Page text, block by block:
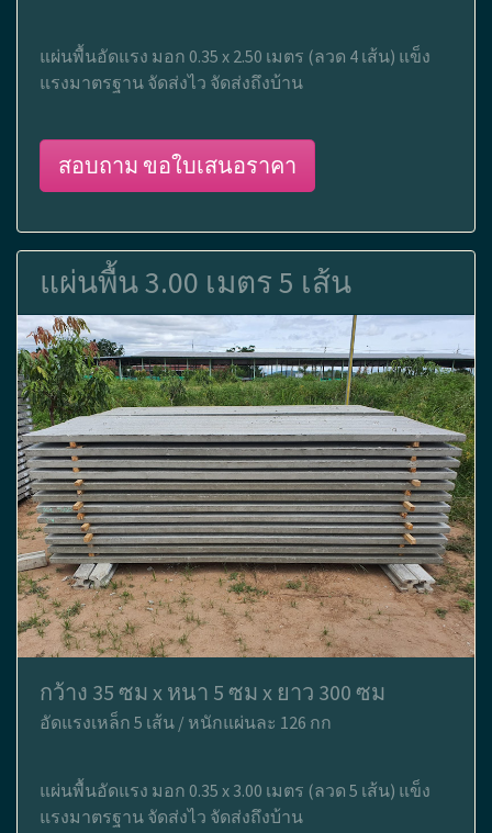
แผ่นพื้นอัดแรง มอก 0.35 x 2.50 เมตร (ลวด 4 เส้น) แข็ง
แรงมาตรฐาน จัดส่งไว จัดส่งถึงบ้าน
สอบถาม ขอใบเสนอราคา
แผ่นพื้น 3.00 เมตร 5 เส้น
กว้าง 35 ซม x หนา 5 ซม x ยาว 300 ซม
อัดแรงเหล็ก 5 เส้น / หนักแผ่นละ 126 กก
แผ่นพื้นอัดแรง มอก 0.35 x 3.00 เมตร (ลวด 5 เส้น) แข็ง
แรงมาตรฐาน จัดส่งไว จัดส่งถึงบ้าน